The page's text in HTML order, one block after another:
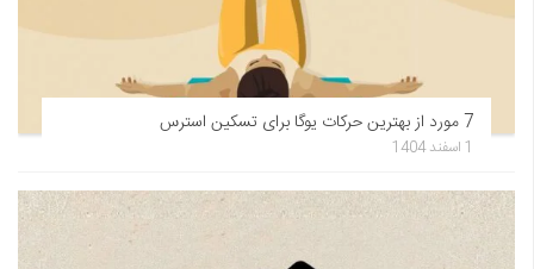
7 مورد از بهترین حرکات یوگا برای تسکین استرس
1 اسفند 1404